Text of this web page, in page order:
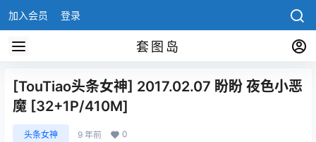
加入会员 登录
套图岛
[TouTiao头条女神] 2017.02.07 盼盼 夜色小恶
魔 [32+1P/410M]
头条女神 9 年前 0